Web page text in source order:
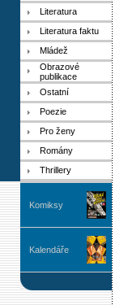
Literatura
Literatura faktu
Mládež
Obrazové
publikace
Ostatní
Poezie
Pro ženy
Romány
Thrillery
Komiksy
Kalendáře